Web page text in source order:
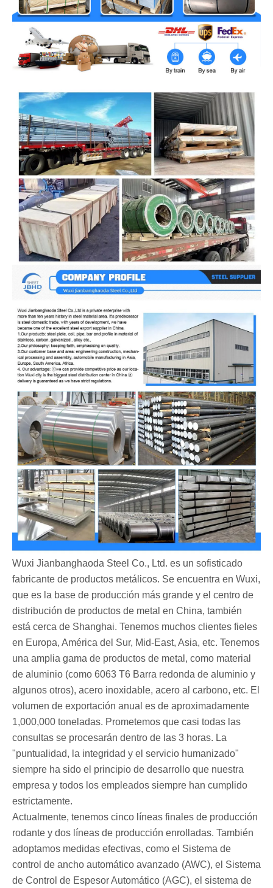
Wuxi Jianbanghaoda Steel Co., Ltd. es un sofisticado
fabricante de productos metálicos. Se encuentra en Wuxi,
que es la base de producción más grande y el centro de
distribución de productos de metal en China, también
está cerca de Shanghai. Tenemos muchos clientes fieles
en Europa, América del Sur, Mid-East, Asia, etc. Tenemos
una amplia gama de productos de metal, como material
de aluminio (como 6063 T6 Barra redonda de aluminio y
algunos otros), acero inoxidable, acero al carbono, etc. El
volumen de exportación anual es de aproximadamente
1,000,000 toneladas. Prometemos que casi todas las
consultas se procesarán dentro de las 3 horas. La
"puntualidad, la integridad y el servicio humanizado"
siempre ha sido el principio de desarrollo que nuestra
empresa y todos los empleados siempre han cumplido
estrictamente.
Actualmente, tenemos cinco líneas finales de producción
rodante y dos líneas de producción enrolladas. También
adoptamos medidas efectivas, como el Sistema de
control de ancho automático avanzado (AWC), el Sistema
de Control de Espesor Automático (AGC), el sistema de